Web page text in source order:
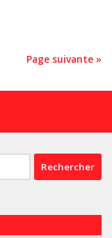
Page suivante »